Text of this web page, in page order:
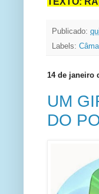
Publicado:
Labels:
14 de janeiro
UM
DO